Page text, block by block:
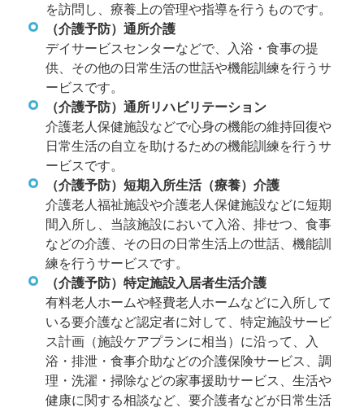
を訪問し、療養上の管理や指導を行うものです。
（介護予防）通所介護
デイサービスセンターなどで、入浴・食事の提
供、その他の日常生活の世話や機能訓練を行うサ
ービスです。
（介護予防）通所リハビリテーション
介護老人保健施設などで心身の機能の維持回復や
日常生活の自立を助けるための機能訓練を行うサ
ービスです。
（介護予防）短期入所生活（療養）介護
介護老人福祉施設や介護老人保健施設などに短期
間入所し、当該施設において入浴、排せつ、食事
などの介護、その日の日常生活上の世話、機能訓
練を行うサービスです。
（介護予防）特定施設入居者生活介護
有料老人ホームや軽費老人ホームなどに入所して
いる要介護など認定者に対して、特定施設サービ
ス計画（施設ケアプランに相当）に沿って、入
浴・排泄・食事介助などの介護保険サービス、調
理・洗濯・掃除などの家事援助サービス、生活や
健康に関する相談など、要介護者などが日常生活